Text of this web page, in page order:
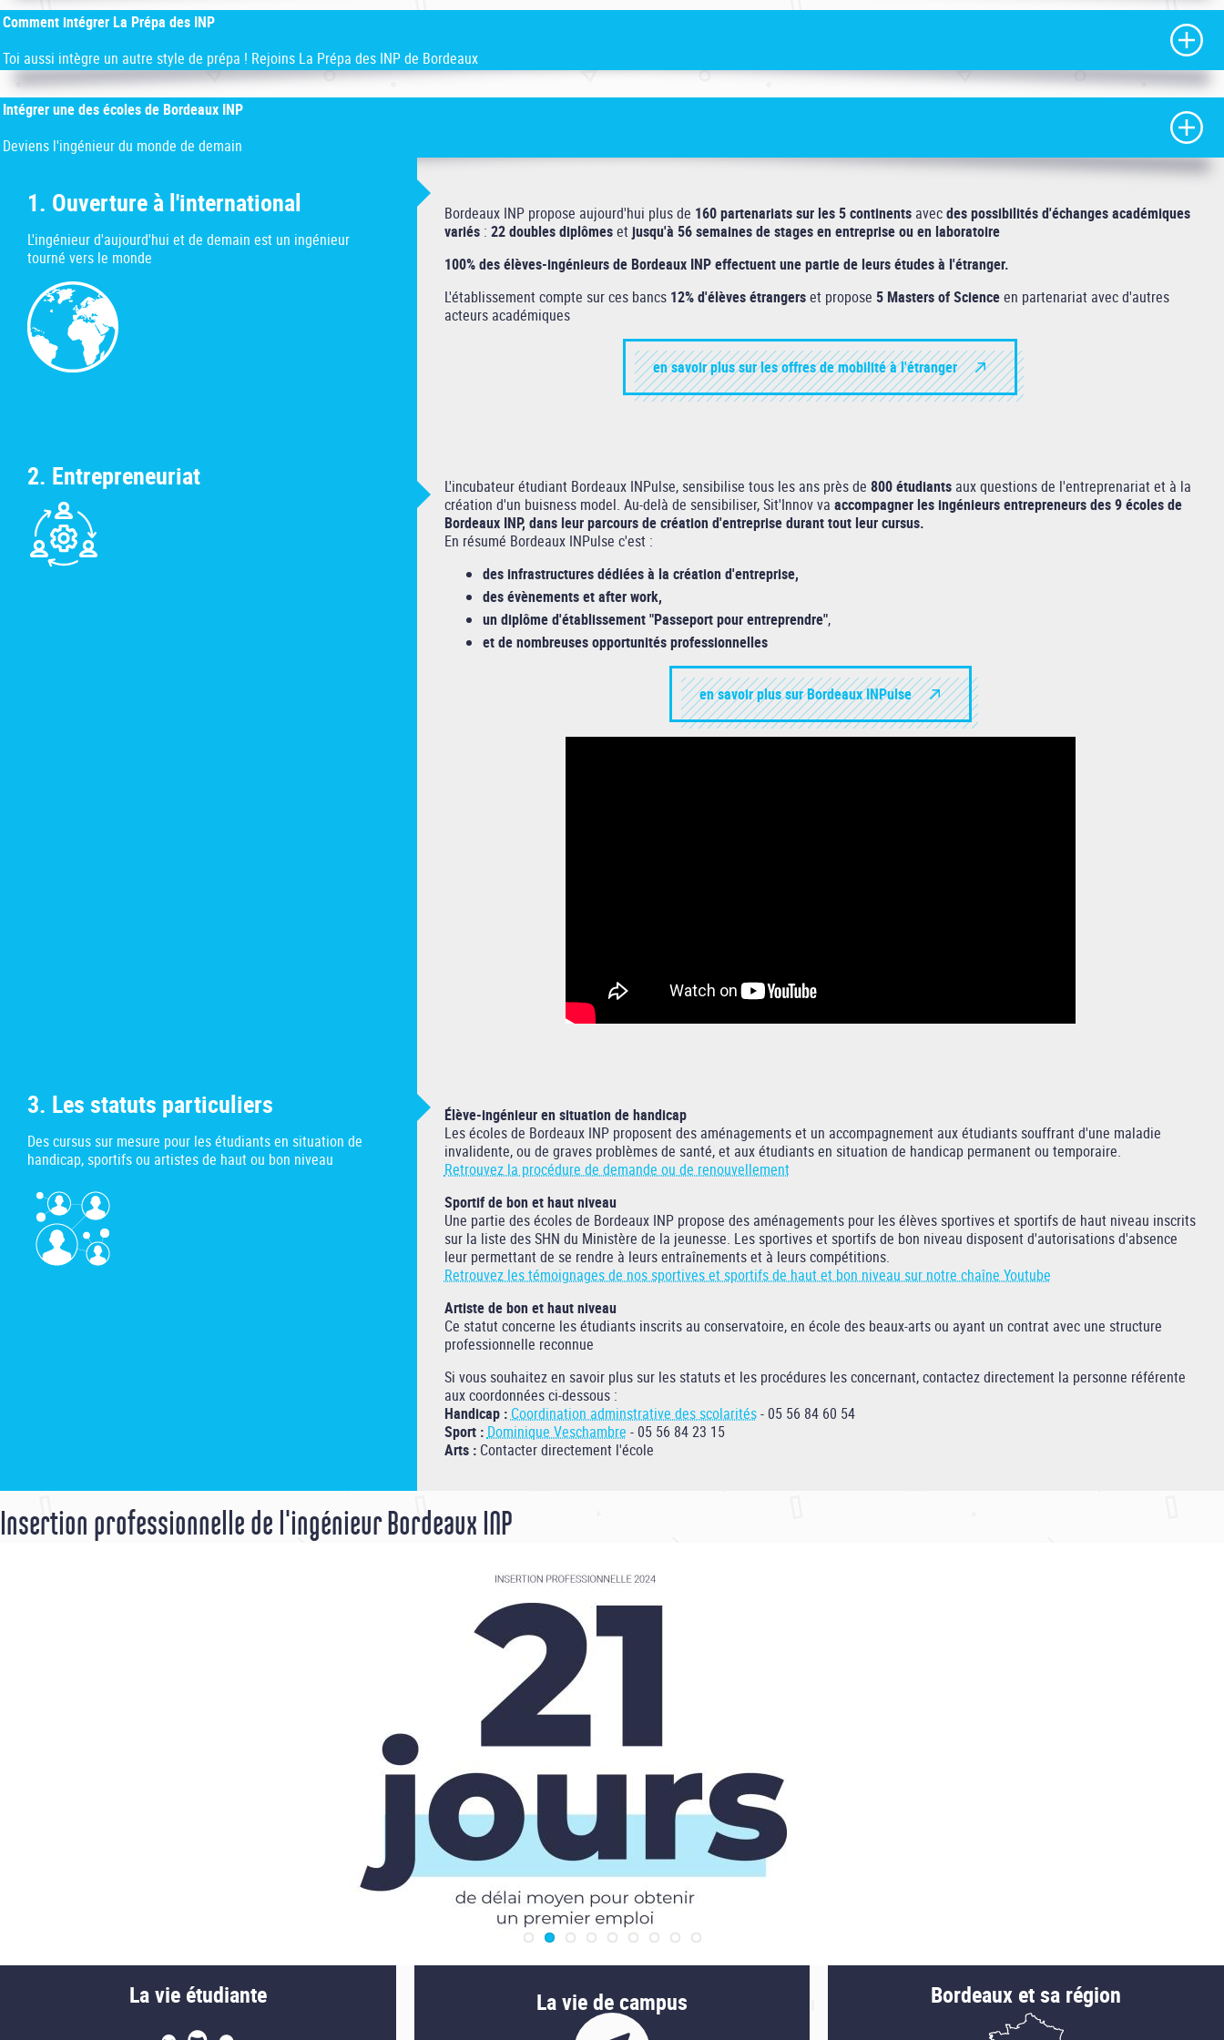
ENSC
ENSMAC
ENSEGID
ENSEIRB-MATMECA
ENSPIMA
ENSTBB
Comment intégrer La Prépa des INP
Toi aussi intègre un autre style de prépa ! Rejoins La Prépa des INP de Bordeaux
Les dates d'admission et dépôt de candidature
Schéma des études d'ingénieur
Les écoles d'ingénieur du Groupe INP
Consulter la plaquette de La Prépa des INP
Intégrer une des écoles de Bordeaux INP
Deviens l'ingénieur du monde de demain
Schéma des études d'ingénieur
Télécharger les plaquettes des écoles
Découvrir le livret d'accueil de l'étudiant de Bordeaux INP
1. Ouverture à l'international
L'ingénieur d'aujourd'hui et de demain est un ingénieur
tourné vers le monde
Bordeaux INP propose aujourd'hui plus de 160 partenariats sur les 5 continents avecdes possibilités d'échanges académiques
variés : 22 doubles diplômesetjusqu'à 56 semaines de stages en entreprise ou en laboratoire
100% des élèves-ingénieurs de Bordeaux INP effectuent une partie de leurs études à l'étranger.
L'établissement compte sur ces bancs 12% d'élèves étrangerset propose 5 Masters of Scienceen partenariat avec d'autres
acteurs académiques
en savoir plus sur les offres de mobilité à l'étranger
2. Entrepreneuriat L'incubateur étudiant Bordeaux INPulse, sensibilise tous les ans près de 800 étudiants aux questions de l'entreprenariat et à la
création d'un buisness model. Au-delà de sensibiliser, Sit'Innov va accompagner les ingénieurs entrepreneurs des 9 écoles de
Bordeaux INP, dans leur parcours de création d'entreprise durant tout leur cursus.
En résumé Bordeaux INPulse c'est :
des infrastructures dédiées à la création d'entreprise,
des évènements et after work,
un diplôme d'établissement "Passeport pour entreprendre",
et de nombreuses opportunités professionnelles
en savoir plus sur Bordeaux INPulse
3. Les statuts particuliers
Des cursus sur mesure pour les étudiants en situation de
handicap, sportifs ou artistes de haut ou bon niveau
Élève-ingénieur en situation de handicap
Les écoles de Bordeaux INP proposent des aménagements et un accompagnement aux étudiants souffrant d'une maladie
invalidente, ou de graves problèmes de santé, et aux étudiants en situation de handicap permanent ou temporaire.
Retrouvez la procédure de demande ou de renouvellement
Sportif de bon et haut niveau
Une partie des écoles de Bordeaux INP propose des aménagements pour les élèves sportives et sportifs de haut niveau inscrits
sur la liste des SHN du Ministère de la jeunesse. Les sportives et sportifs de bon niveau disposent d'autorisations d'absence
leur permettant de se rendre à leurs entraînements et à leurs compétitions.
Retrouvez les témoignages de nos sportives et sportifs de haut et bon niveau sur notre chaîne Youtube
Artiste de bon et haut niveau
Ce statut concerne les étudiants inscrits au conservatoire, en école des beaux-arts ou ayant un contrat avec une structure
professionnelle reconnue
Si vous souhaitez en savoir plus sur les statuts et les procédures les concernant, contactez directement la personne référente
aux coordonnées ci-dessous :
Handicap : Coordination adminstrative des scolarités- 05 56 84 60 54
Sport : Dominique Veschambre - 05 56 84 23 15
Arts : Contacter directement l'école
Insertion professionnelle de l'ingénieur Bordeaux INP
La vie étudiante La vie de campus Bordeaux et sa région